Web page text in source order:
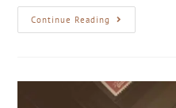
Continue Reading